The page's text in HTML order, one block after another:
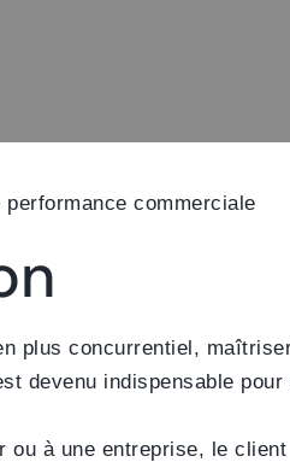
commerciale
plus concurrentiel,
devenu indispensable pour
ou à une entreprise, le client